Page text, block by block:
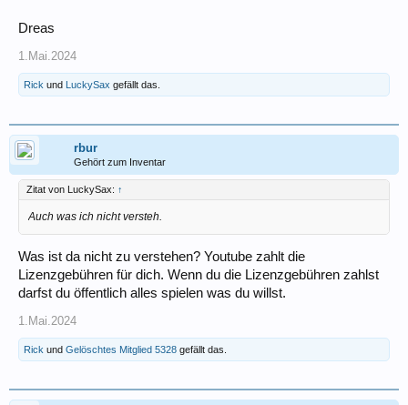
Dreas
1.Mai.2024
Rick und LuckySax gefällt das.
rbur
Gehört zum Inventar
Zitat von LuckySax: ↑
Auch was ich nicht versteh.
Was ist da nicht zu verstehen? Youtube zahlt die
Lizenzgebühren für dich. Wenn du die Lizenzgebühren zahlst
darfst du öffentlich alles spielen was du willst.
1.Mai.2024
Rick und Gelöschtes Mitglied 5328 gefällt das.